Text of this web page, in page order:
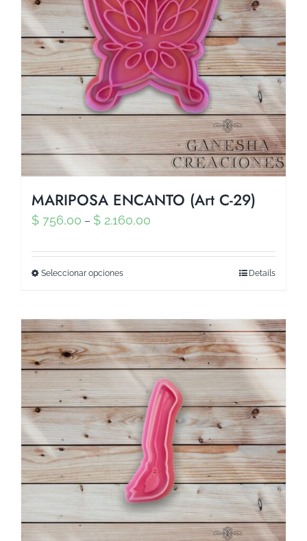
MARIPOSA ENCANTO (Art C-29)
$ 756,00 – $ 2.160,00
Seleccionar opciones Details